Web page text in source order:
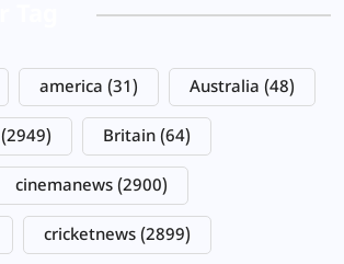
america (31) Australia (48)
(2949) Britain (64)
cinemanews (2900)
cricketnews (2899)